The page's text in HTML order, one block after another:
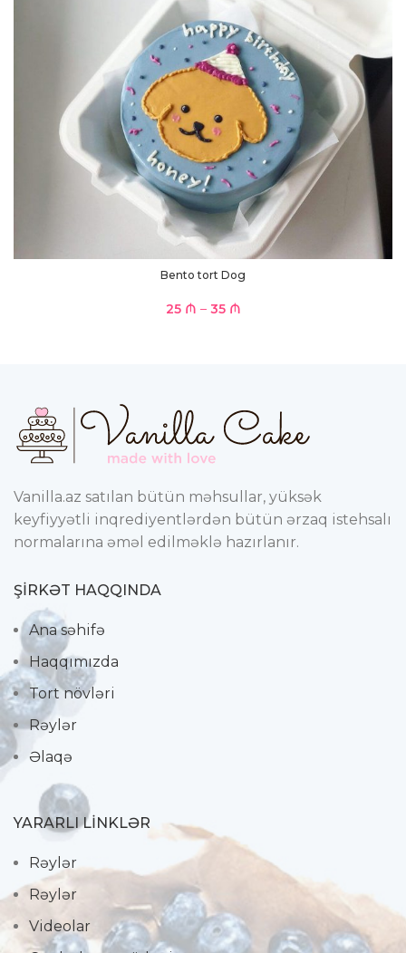
Bento tort Dog
25 ₼ – 35 ₼
Vanilla.az satılan bütün məhsullar, yüksək
keyfiyyətli inqrediyentlərdən bütün ərzaq istehsalı
normalarına əməl edilməklə hazırlanır.
ŞIRKƏT HAQQINDA
Ana səhifə
Haqqımızda
Tort növləri
Rəylər
Əlaqə
YARARLI LİNKLƏR
Rəylər
Rəylər
Videolar